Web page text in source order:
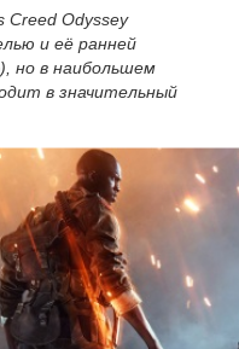
Creed Odyssey
и её ранней
но в наибольшем
в значительный